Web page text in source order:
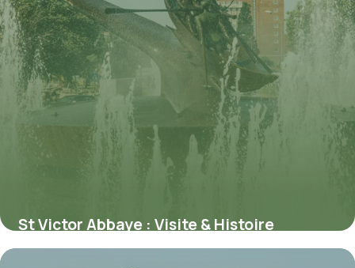
St Victor Abbaye : Visite & Histoire
Marseille